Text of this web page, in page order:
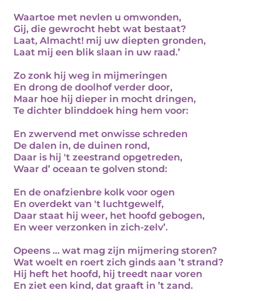
Waartoe met nevlen u omwonden,
Gij, die gewrocht hebt wat bestaat?
Laat, Almacht! mij uw diepten gronden,
Laat mij een blik slaan in uw raad.’
Zo zonk hij weg in mijmeringen
En drong de doolhof verder door,
Maar hoe hij dieper in mocht dringen,
Te dichter blinddoek hing hem voor:
En zwervend met onwisse schreden
De dalen in, de duinen rond,
Daar is hij 't zeestrand opgetreden,
Waar d’ oceaan te golven stond:
En de onafzienbre kolk voor ogen
En overdekt van 't luchtgewelf,
Daar staat hij weer, het hoofd gebogen,
En weer verzonken in zich-zelv’.
Opeens … wat mag zijn mijmering storen?
Wat woelt en roert zich ginds aan ’t strand?
Hij heft het hoofd, hij treedt naar voren
En ziet een kind, dat graaft in ’t zand.